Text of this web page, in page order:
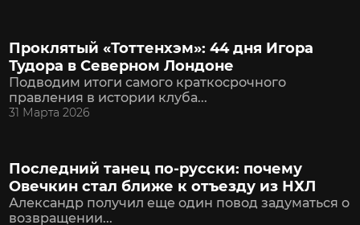
Проклятый «Тоттенхэм»: 44 дня Игора
Тудора в Северном Лондоне
Подводим итоги самого краткосрочного
правления в истории клуба...
31 Марта 2026
Последний танец по-русски: почему
Овечкин стал ближе к отъезду из НХЛ
Александр получил еще один повод задуматься о
возвращении...